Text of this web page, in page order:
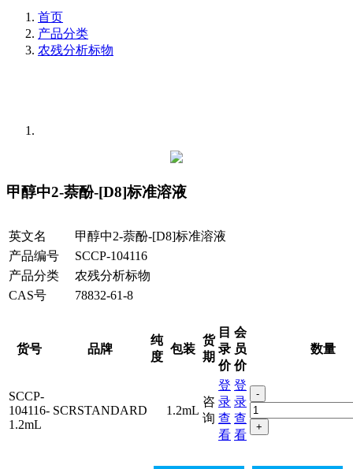
首页
产品分类
农残分析标物
甲醇中2-萘酚-[D8]标准溶液
英文名
甲醇中2-萘酚-[D8]标准溶液
产品编号
SCCP-104116
产品分类
农残分析标物
CAS号
78832-61-8
货号 品牌
纯
度
包装
货
期
目
录
价
会
员
价
数量
SCCP-
104116-
1.2mL
SCRSTANDARD 1.2mL
咨
询
登
录
查
看
登
录
查
看
-
+